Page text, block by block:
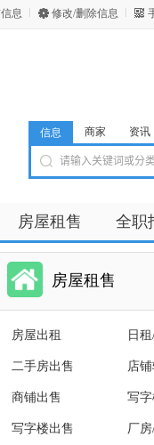
息 修改/删除信息
信息 商家 资讯
房屋租售 全职
房屋租售
房屋出租 日
二手房出售 店
商铺出售 写字
写字楼出售 厂